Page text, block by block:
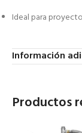
Ideal para
Información
Productos